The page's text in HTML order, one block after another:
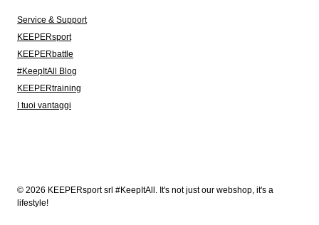
Service & Support
KEEPERsport
KEEPERbattle
#KeepItAll Blog
KEEPERtraining
I tuoi vantaggi
© 2026 KEEPERsport srl #KeepItAll. It's not just our webshop, it's a
lifestyle!